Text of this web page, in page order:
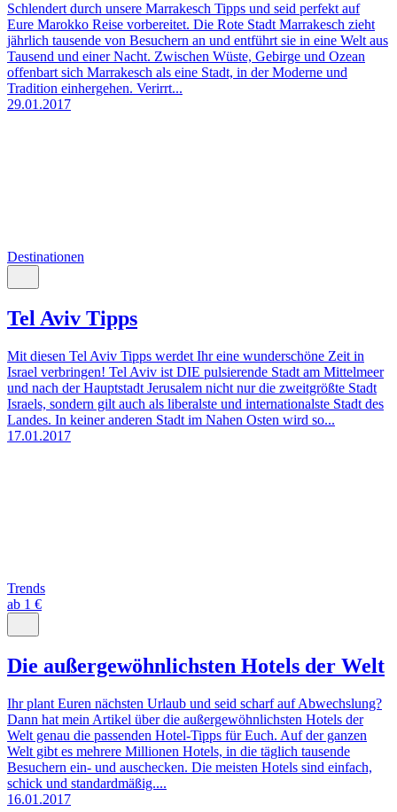
Schlendert durch unsere Marrakesch Tipps und seid perfekt auf
Eure Marokko Reise vorbereitet. Die Rote Stadt Marrakesch zieht
jährlich tausende von Besuchern an und entführt sie in eine Welt aus
Tausend und einer Nacht. Zwischen Wüste, Gebirge und Ozean
offenbart sich Marrakesch als eine Stadt, in der Moderne und
Tradition einhergehen. Verirrt...
29.01.2017
Destinationen
Tel Aviv Tipps
Mit diesen Tel Aviv Tipps werdet Ihr eine wunderschöne Zeit in
Israel verbringen! Tel Aviv ist DIE pulsierende Stadt am Mittelmeer
und nach der Hauptstadt Jerusalem nicht nur die zweitgrößte Stadt
Israels, sondern gilt auch als liberalste und internationalste Stadt des
Landes. In keiner anderen Stadt im Nahen Osten wird so...
17.01.2017
Trends
ab 1 €
Die außergewöhnlichsten Hotels der Welt
Ihr plant Euren nächsten Urlaub und seid scharf auf Abwechslung?
Dann hat mein Artikel über die außergewöhnlichsten Hotels der
Welt genau die passenden Hotel-Tipps für Euch. Auf der ganzen
Welt gibt es mehrere Millionen Hotels, in die täglich tausende
Besuchern ein- und auschecken. Die meisten Hotels sind einfach,
schick und standardmäßig....
16.01.2017